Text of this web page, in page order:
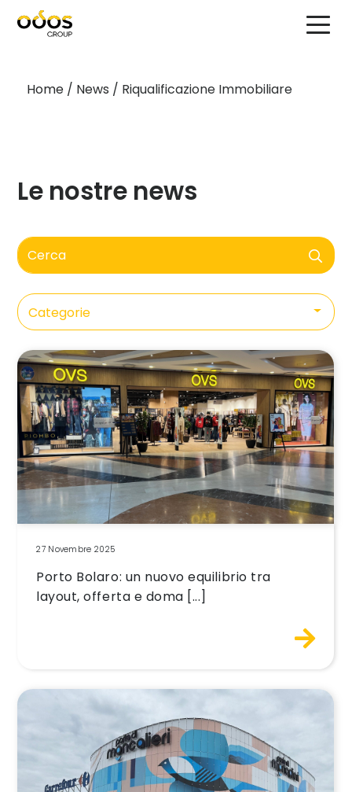
Home / News / Riqualificazione Immobiliare
Le nostre news
27 Novembre 2025
Porto Bolaro: un nuovo equilibrio tra
layout, offerta e doma [...]
Cerca
Categorie